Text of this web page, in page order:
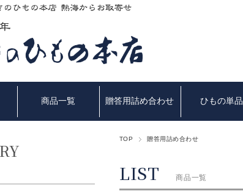
商品一覧 贈答用詰め合わせ ひもの単品
TOP 贈答用詰め合わせ
商品一覧